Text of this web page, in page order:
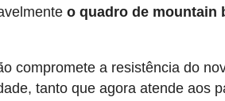
o quadro de mountain
compromete a resistência do
tanto que agora atende aos